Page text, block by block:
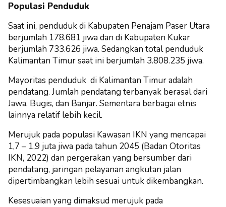
Populasi Penduduk
Saat ini, penduduk di Kabupaten Penajam Paser Utara
berjumlah 178.681 jiwa dan di Kabupaten Kukar
berjumlah 733.626 jiwa. Sedangkan total penduduk
Kalimantan Timur saat ini berjumlah 3.808.235 jiwa.
Mayoritas penduduk di Kalimantan Timur adalah
pendatang. Jumlah pendatang terbanyak berasal dari
Jawa, Bugis, dan Banjar. Sementara berbagai etnis
lainnya relatif lebih kecil.
Merujuk pada populasi Kawasan IKN yang mencapai
1,7 – 1,9 juta jiwa pada tahun 2045 (Badan Otoritas
IKN, 2022) dan pergerakan yang bersumber dari
pendatang, jaringan pelayanan angkutan jalan
dipertimbangkan lebih sesuai untuk dikembangkan.
Kesesuaian yang dimaksud merujuk pada